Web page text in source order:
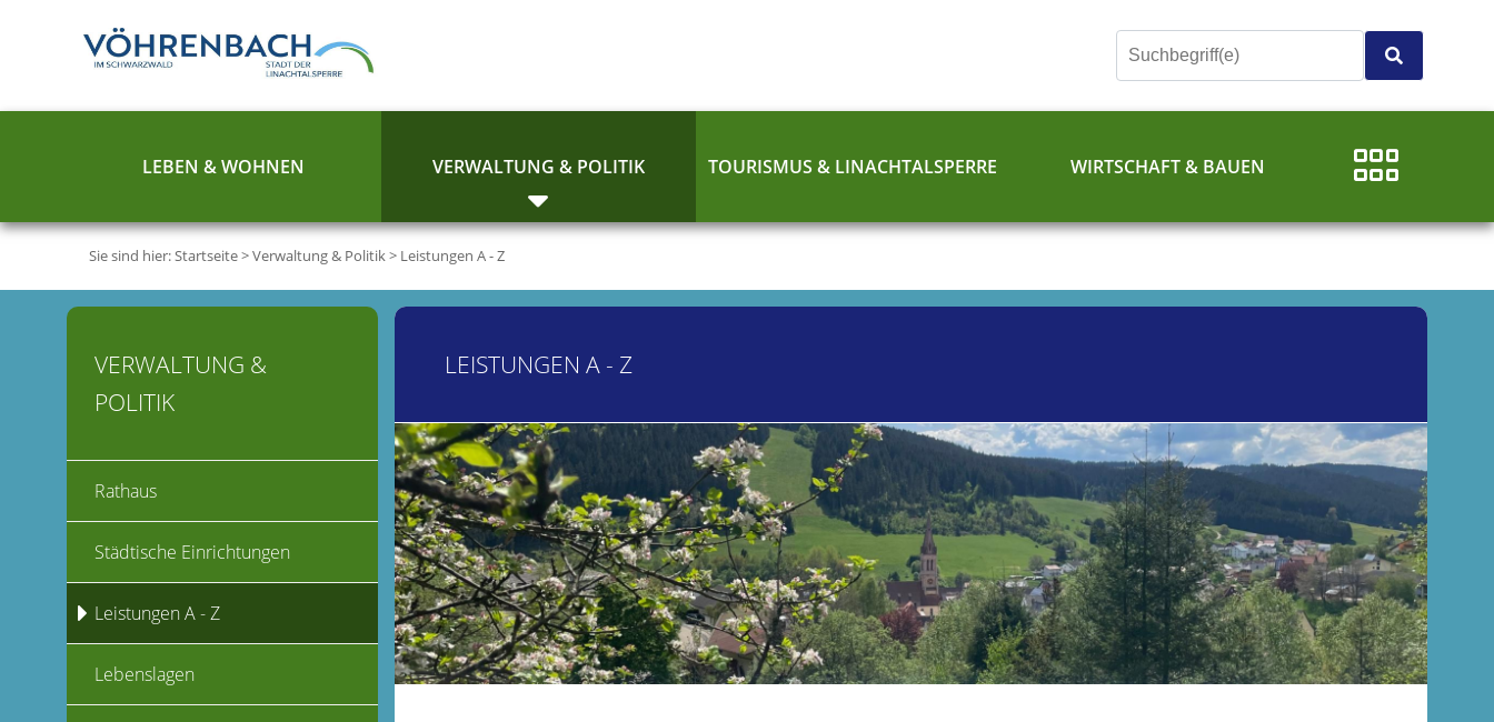
LEBEN & WOHNEN VERWALTUNG & POLITIK TOURISMUS & LINACHTALSPERRE WIRTSCHAFT & BAUEN
Sie sind hier:Startseite>Verwaltung & Politik> Leistungen A - Z
LEISTUNGEN A - Z
VERWALTUNG &
POLITIK
Rathaus
Städtische Einrichtungen
Leistungen A - Z
Lebenslagen